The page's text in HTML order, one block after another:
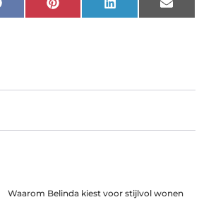
FacebookPinterest LinkedIn Email
Waarom Belinda kiest voor stijlvol wonen